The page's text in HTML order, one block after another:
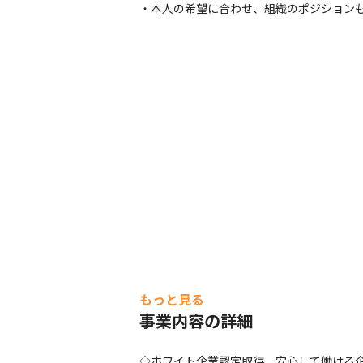
・本人の希望に合わせ、組織のポジション
もっと見る
事業内容の詳細